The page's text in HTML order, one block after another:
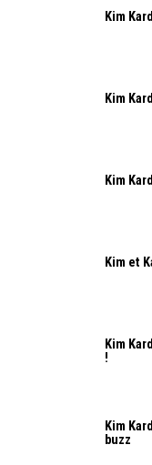
Kim
Kim
Kim
Kim et
Kim
!
Kim
buzz